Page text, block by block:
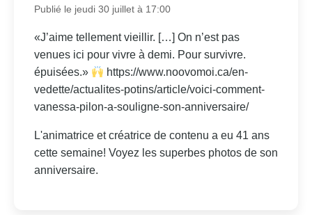
Publié le jeudi 30 juillet à 17:00
«J’aime tellement vieillir. […] On n’est pas
venues ici pour vivre à demi. Pour survivre.
épuisées.»
https://www.noovomoi.ca/en-
vedette/actualites-potins/article/voici-comment-
vanessa-pilon-a-souligne-son-anniversaire/
L'animatrice et créatrice de contenu a eu 41 ans
cette semaine! Voyez les superbes photos de son
anniversaire.